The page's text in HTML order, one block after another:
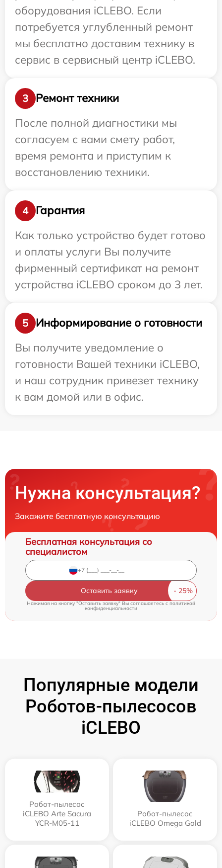
оборудования iCLEBO. Если
потребуется углубленный ремонт
мы бесплатно доставим технику в
сервис в сервисный центр iCLEBO.
3
Ремонт техники
После полной диагностики мы
согласуем с вами смету работ,
время ремонта и приступим к
восстановлению техники.
4
Гарантия
Как только устройство будет готово
и оплаты услуги Вы получите
фирменный сертификат на ремонт
устройства iCLEBO сроком до 3 лет.
5
Информирование о готовности
Вы получите уведомление о
готовности Вашей техники iCLEBO,
и наш сотрудник привезет технику
к вам домой или в офис.
Нужна консультация?
Закажите бесплатную консультацию
Бесплатная консультация со
специалистом
Оставить заявку
Нажимая на кнопку "Оставить заявку" Вы соглашаетесь cполитикой
конфиденциальности
Популярные модели
Роботов-пылесосов
iCLEBO
Робот-пылесос
iCLEBO Arte Sacura
YCR-M05-11
Робот-пылесос
iCLEBO Omega Gold